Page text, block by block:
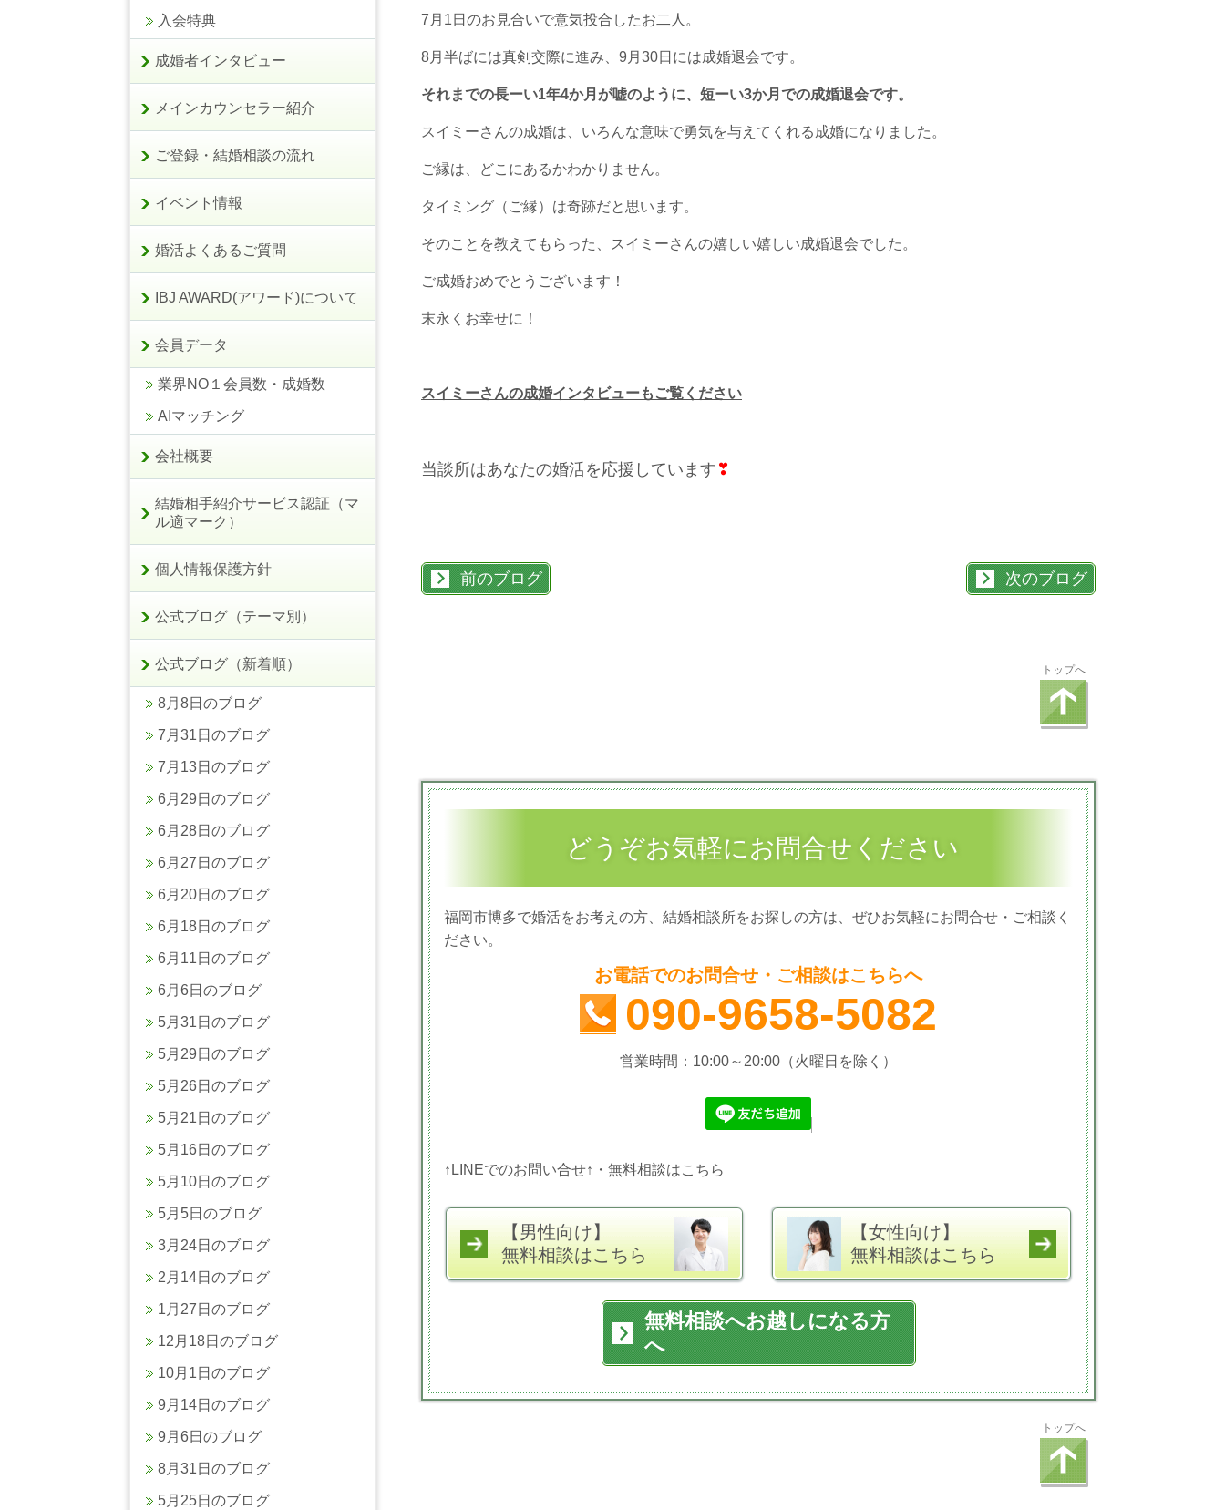
7月1日のお見合いで意気投合したお二人。
8月半ばには真剣交際に進み、9月30日には成婚退会です。
それまでの長ーい1年4か月が嘘のように、短ーい3か月での成婚退会です。
スイミーさんの成婚は、いろんな意味で勇気を与えてくれる成婚になりました。
ご縁は、どこにあるかわかりません。
タイミング（ご縁）は奇跡だと思います。
そのことを教えてもらった、スイミーさんの嬉しい嬉しい成婚退会でした。
ご成婚おめでとうございます！
末永くお幸せに！
スイミーさんの成婚インタビューもご覧ください
当談所はあなたの婚活を応援しています ❣
前のブログ 次のブログ
トップへ
どうぞお気軽にお問合せください
福岡市博多で婚活をお考えの方、結婚相談所をお探しの方は、ぜひお気軽にお問合せ・ご相談く
ださい。
お電話でのお問合せ・ご相談はこちらへ
090-9658-5082
営業時間：10:00～20:00（火曜日を除く）
↑LINEでのお問い合せ↑・無料相談はこちら
【男性向け】
無料相談はこちら
【女性向け】
無料相談はこちら
無料相談へお越しになる方
へ
トップへ
入会特典
成婚者インタビュー
メインカウンセラー紹介
ご登録・結婚相談の流れ
イベント情報
婚活よくあるご質問
IBJ AWARD(アワード)について
会員データ
業界NO１会員数・成婚数
AIマッチング
会社概要
結婚相手紹介サービス認証（マ
ル適マーク）
個人情報保護方針
公式ブログ（テーマ別）
公式ブログ（新着順）
8月8日のブログ
7月31日のブログ
7月13日のブログ
6月29日のブログ
6月28日のブログ
6月27日のブログ
6月20日のブログ
6月18日のブログ
6月11日のブログ
6月6日のブログ
5月31日のブログ
5月29日のブログ
5月26日のブログ
5月21日のブログ
5月16日のブログ
5月10日のブログ
5月5日のブログ
3月24日のブログ
2月14日のブログ
1月27日のブログ
12月18日のブログ
10月1日のブログ
9月14日のブログ
9月6日のブログ
8月31日のブログ
5月25日のブログ